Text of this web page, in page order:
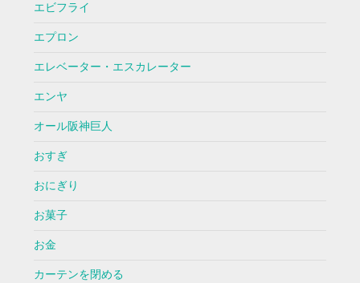
エビフライ
エプロン
エレベーター・エスカレーター
エンヤ
オール阪神巨人
おすぎ
おにぎり
お菓子
お金
カーテンを閉める